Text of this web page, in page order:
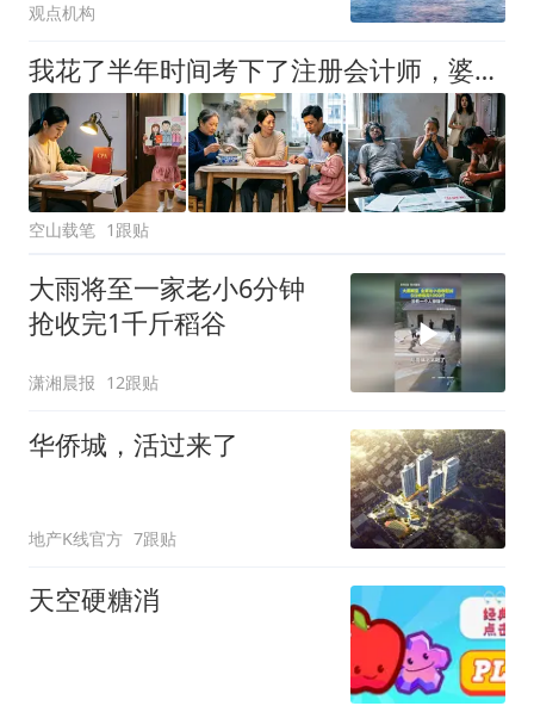
观点机构
我花了半年时间考下了注册会计师，婆婆说这证有什么用又不能当饭吃，三个月后她儿子公司财务造假，是我出手摆平的
空山载笔 1跟贴
大雨将至一家老小6分钟
抢收完1千斤稻谷
潇湘晨报 12跟贴
华侨城，活过来了
地产K线官方 7跟贴
天空硬糖消